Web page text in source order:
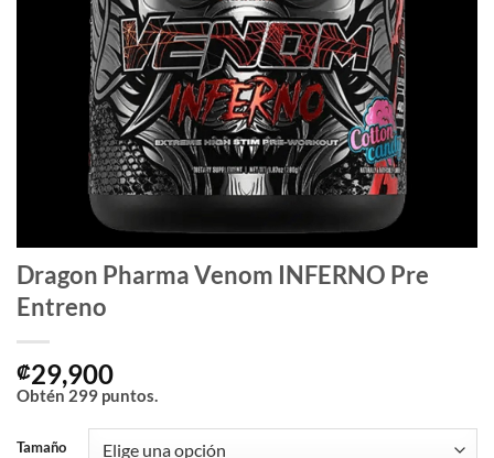
Dragon Pharma Venom INFERNO Pre
Entreno
₡29,900
Obtén 299 puntos.
Tamaño